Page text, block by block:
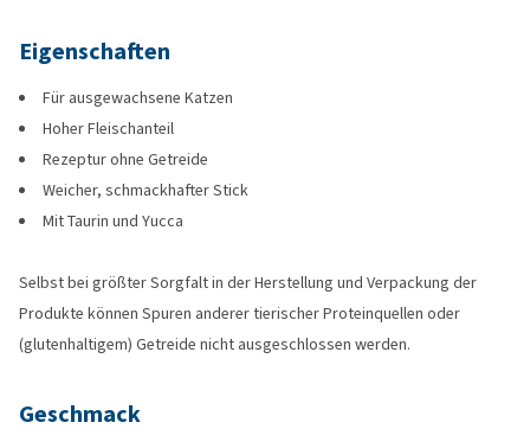
Eigenschaften
Für ausgewachsene Katzen
Hoher Fleischanteil
Rezeptur ohne Getreide
Weicher, schmackhafter Stick
Mit Taurin und Yucca
Selbst bei größter Sorgfalt in der Herstellung und Verpackung der
Produkte können Spuren anderer tierischer Proteinquellen oder
(glutenhaltigem) Getreide nicht ausgeschlossen werden.
Geschmack